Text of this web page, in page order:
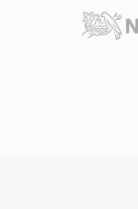
제, 휴대용